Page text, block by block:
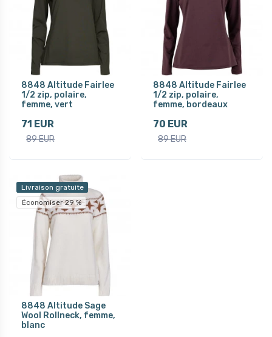
8848 Altitude Fairlee
1/2 zip, polaire,
femme, vert
71 EUR
89 EUR
8848 Altitude Fairlee
1/2 zip, polaire,
femme, bordeaux
70 EUR
89 EUR
Livraison gratuite
Économiser 29 %
8848 Altitude Sage
Wool Rollneck, femme,
blanc